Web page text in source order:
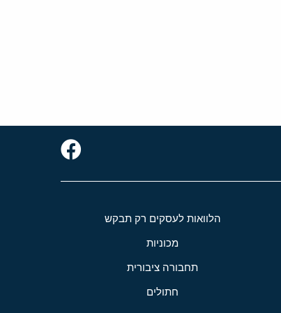
הלוואות לעסקים רק תבקש
מכוניות
תחבורה ציבורית
חתולים